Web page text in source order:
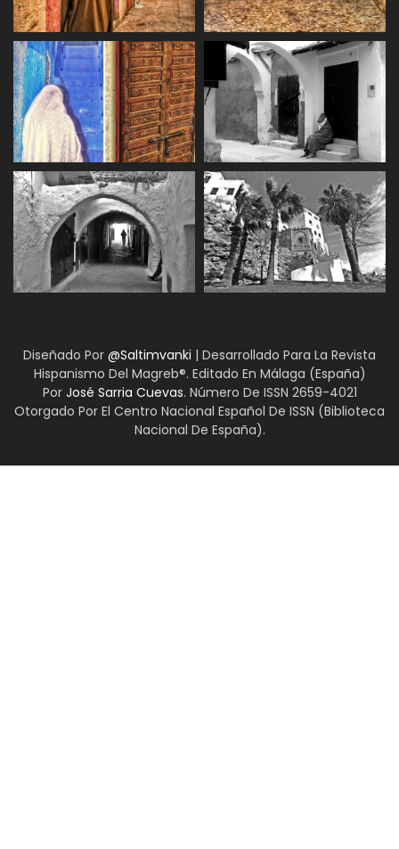
Diseñado Por @Saltimvanki | Desarrollado Para La Revista
Hispanismo Del Magreb®. Editado En Málaga (España)
Por José Sarria Cuevas. Número De ISSN 2659-4021
Otorgado Por El Centro Nacional Español De ISSN (Biblioteca
Nacional De España).